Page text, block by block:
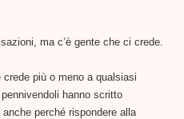
ma c’è gente che ci crede.
più o meno a qualsiasi
hanno scritto
perché rispondere alla